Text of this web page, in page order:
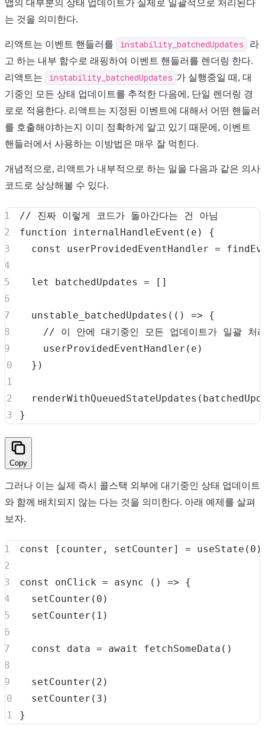
앱의 대부분의 상태 업데이트가 실제로 일괄적으로 처리된다
는 것을 의미한다.
리액트는 이벤트 핸들러를 instability_batchedUpdates
라
고 하는 내부 함수로 래핑하여 이벤트 핸들러를 렌더링 한다.
리액트는
instability_batchedUpdates 가 실행중일 때, 대
기중인 모든 상태 업데이트를 추적한 다음에, 단일 렌더링 경
로로 적용한다. 리액트는 지정된 이벤트에 대해서 어떤 핸들러
를 호출해야하는지 이미 정확하게 알고 있기 때문에, 이벤트
핸들러에서 사용하는 이방법은 매우 잘 먹힌다.
개념적으로, 리액트가 내부적으로 하는 일을 다음과 같은 의사
코드로 상상해볼 수 있다.
// 진짜 이렇게 코드가 돌아간다는 건 아님
function
internalHandleEvent ( e )
{
const
userProvidedEventHandler =
let batchedUpdates = [ ]
unstable_batchedUpdates ( ( ) =>
{
// 이 안에 대기중인 모든 업데이트가 일괄 처
userProvidedEventHandler ( e )
} )
renderWithQueuedStateUpdates (
}
Copy
그러나 이는 실제 즉시 콜스택 외부에 대기중인 상태 업데이트
와 함께 배치되지 않는 다는 것을 의미한다. 아래 예제를 살펴
보자.
const [ counter , setCounter] = useState ( 0 )
const onClick = async ( ) =>
{
setCounter ( 0 )
setCounter ( 1 )
const data = await fetchSomeData ( )
setCounter ( 2 )
setCounter ( 3 )
}